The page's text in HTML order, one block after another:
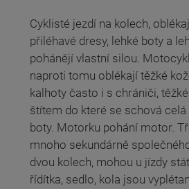
Cyklisté jezdí na kolech,
přiléhavé dresy, lehké boty a
pohánějí vlastní silou.
naproti tomu oblékají těžké
kalhoty často i s chrániči,
štítem do které se schová celá
boty. Motorku pohání motor.
mnoho sekundárně
dvou kolech, mohou u jízdy
řídítka, sedlo, kola jsou